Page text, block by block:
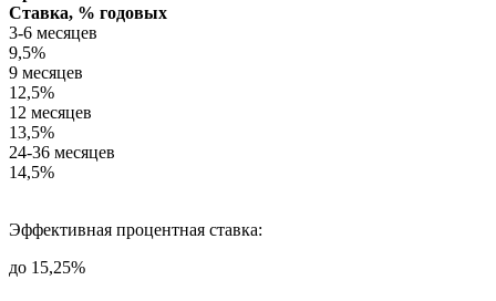
Ставка, % годовых
3-6 месяцев
9,5%
9 месяцев
12,5%
12 месяцев
13,5%
24-36 месяцев
14,5%
Эффективная процентная ставка:
до 15,25%